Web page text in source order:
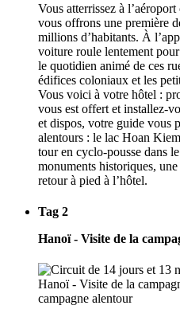
Vous atterrissez à
vous offrons une première
millions d’habitants. À
voiture roule lentement
le quotidien animé de ces
édifices coloniaux et les
Vous voici à votre hôtel :
vous est offert et installez-
et dispos, votre guide vous
alentours : le lac Hoan
tour en cyclo-pousse dans
monuments historiques,
retour à pied à l’hôtel.
Tag 2
Hanoï - Visite de la